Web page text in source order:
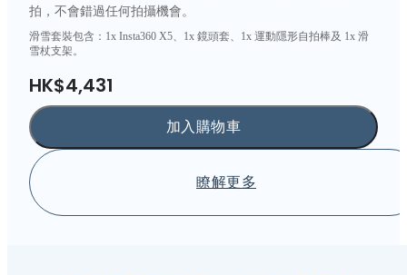
拍，不會錯過任何拍攝機會。
滑雪套裝包含：1x Insta360 X5、1x 鏡頭套、1x 運動隱形自拍棒及 1x 滑
雪杖支架。
HK$4,431
瞭解更多
加入購物車